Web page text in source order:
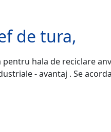
de tura,
hala de reciclare
- avantaj . Se